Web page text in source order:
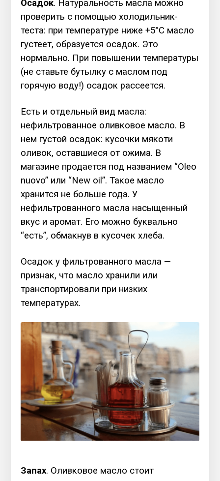
Осадок. Натуральность масла можно
проверить с помощью холодильник-
теста: при температуре ниже +5°C масло
густеет, образуется осадок. Это
нормально. При повышении температуры
(не ставьте бутылку с маслом под
горячую воду!) осадок рассеется.
Есть и отдельный вид масла:
нефильтрованное оливковое масло. В
нем густой осадок: кусочки мякоти
оливок, оставшиеся от ожима. В
магазине продается под названием “Oleo
nuovo” или “New oil”. Такое масло
хранится не больше года. У
нефильтрованного масла насыщенный
вкус и аромат. Его можно буквально
“есть”, обмакнув в кусочек хлеба.
Осадок у фильтрованного масла —
признак, что масло хранили или
транспортировали при низких
температурах.
Запах. Оливковое масло стоит